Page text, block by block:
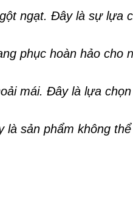
ngạt. Đây là sự lựa
phục hoàn hảo cho
mái. Đây là lựa
là sản phẩm không